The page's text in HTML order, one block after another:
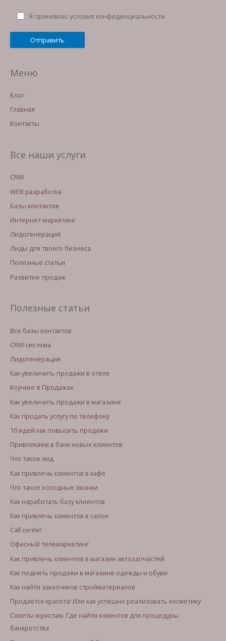
Я принимаю условия конфиденциальности
Меню
Блог
Главная
Контакты
Все наши услуги
CRM
WEB разработка
Базы контактов
Интернет-маркетинг
Лидогенерация
Лиды для твоего бизнеса
Полезные статьи
Развитие продаж
Полезные статьи
Все базы контактов
CRM-система
Лидогенерация
Как увеличить продажи в отеле
Коучинг в Продажах
Как увеличить продажи в магазине
Как продать услугу по телефону
10 идей как повысить продажи
Привлекаем в банк новых клиентов
Что такое лид
Как привлечь клиентов в кафе
Что такое холодные звонки
Как наработать базу клиентов
Как привлечь клиентов в салон
Call center
Офисный телемаркетинг
Как привлечь клиентов в магазин автозапчастей
Как поднять продажи в магазине одежды и обуви
Как найти заказчиков стройматериалов
Продается красота! Или как успешно реализовать косметику
Советы юристам. Где найти клиентов для процедуры
банкротства